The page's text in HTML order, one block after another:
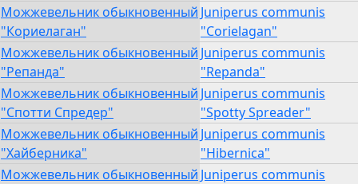
Можжевельник обыкновенный
"Кориелаган"
Juniperus communis
"Corielagan"
Можжевельник обыкновенный
"Репанда"
Juniperus communis
"Repanda"
Можжевельник обыкновенный
"Спотти Спредер"
Juniperus communis
"Spotty Spreader"
Можжевельник обыкновенный
"Хайберника"
Juniperus communis
"Hibernica"
Можжевельник обыкновенный Juniperus communis